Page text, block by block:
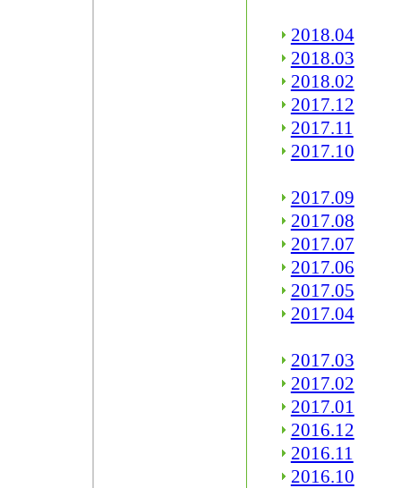
2018.04
2018.03
2018.02
2017.12
2017.11
2017.10
2017.09
2017.08
2017.07
2017.06
2017.05
2017.04
2017.03
2017.02
2017.01
2016.12
2016.11
2016.10